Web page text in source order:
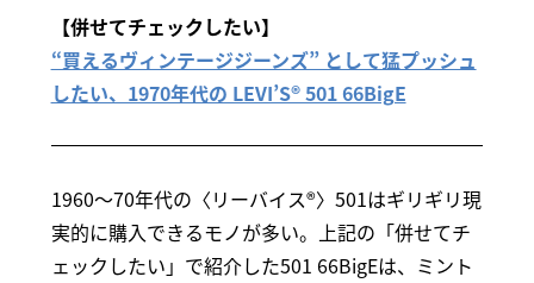
【併せてチェックしたい】
“買えるヴィンテージジーンズ” として猛プッシュ
したい、1970年代の LEVI’S® 501 66BigE
1960～70年代の〈リーバイス®〉501はギリギリ現
実的に購入できるモノが多い。上記の「併せてチ
ェックしたい」で紹介した501 66BigEは、ミント